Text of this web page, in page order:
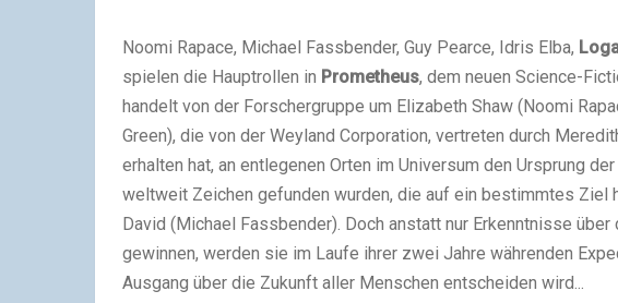
Noomi Rapace, Michael Fassbender, Guy Pearce, Idris Elba,
spielen die Hauptrollen in Prometheus, dem neuen Science-
handelt von der Forschergruppe um Elizabeth Shaw (Noomi
Green), die von der Weyland Corporation, vertreten durch
erhalten hat, an entlegenen Orten im Universum den Ursprung
weltweit Zeichen gefunden wurden, die auf ein bestimmtes Ziel
David (Michael Fassbender). Doch anstatt nur Erkenntnisse
gewinnen, werden sie im Laufe ihrer zwei Jahre währenden
Ausgang über die Zukunft aller Menschen entscheiden wird...